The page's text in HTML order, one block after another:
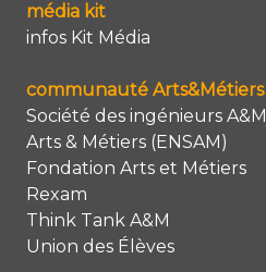
média kit
infos Kit Média
communauté Arts&Métiers
Société des ingénieurs A&M
Arts & Métiers (ENSAM)
Fondation Arts et Métiers
Rexam
Think Tank A&M
Union des Élèves